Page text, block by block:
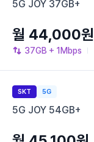
5G JOY 37GB+
37GB + 1Mbps
월 44,000원
SKT 5G
5G JOY 54GB+